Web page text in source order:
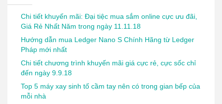
Chi tiết khuyến mãi: Đại tiệc mua sắm online cực ưu đãi,
Giá Rẻ Nhất Năm trong ngày 11.11.18
Hướng dẫn mua Ledger Nano S Chính Hãng từ Ledger
Pháp mới nhất
Chi tiết chương trình khuyến mãi giá cực rẻ, cực sốc chỉ
đến ngày 9.9.18
Top 5 máy xay sinh tố cầm tay nên có trong gian bếp của
mỗi nhà